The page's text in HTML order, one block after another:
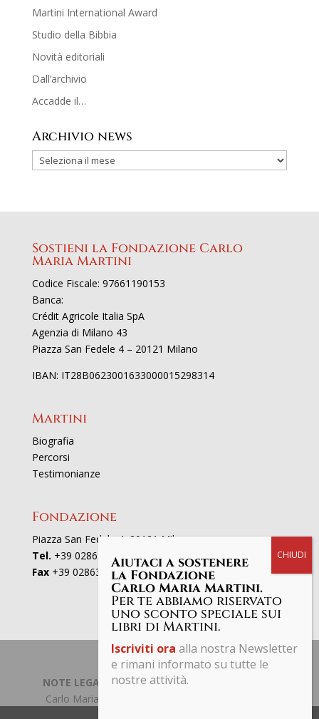
Martini International Award
Studio della Bibbia
Novità editoriali
Dall’archivio
Accadde il…
Archivio news
Sostieni la Fondazione Carlo
Maria Martini
Codice Fiscale: 97661190153
Banca:
Crédit Agricole Italia SpA
Agenzia di Milano 43
Piazza San Fedele 4 – 20121 Milano
IBAN: IT28B0623001633000015298314
Martini
Biografia
Percorsi
Testimonianze
Fondazione
Piazza San Fedele 4, 20121 Milano
Tel. +39 02863521
Fax+39 0286352801
NOTE LEGALI | PRIVACY POLICY
Carlo Maria Martini C.F. 97661190153 Tutti i diritti
Aiutaci a sostenere
la Fondazione
Carlo Maria Martini.
Per te abbiamo riservato
uno sconto speciale sui
libri di Martini.
Iscriviti ora alla nostra Newsletter
e rimani informato su tutte le
nostre attività.